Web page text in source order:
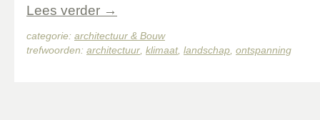
Lees verder →
categorie: architectuur & Bouw
trefwoorden: architectuur klimaat, landschap ontspanning